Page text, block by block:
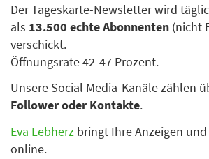
Der Tageskarte-Newsletter wird
als 13.500 echte Abonnenten (nicht
verschickt.
Öffnungsrate 42-47 Prozent.
Unsere Social Media-Kanäle zählen
Follower oder Kontakte.
Eva Lebherz bringt Ihre Anzeigen
online.